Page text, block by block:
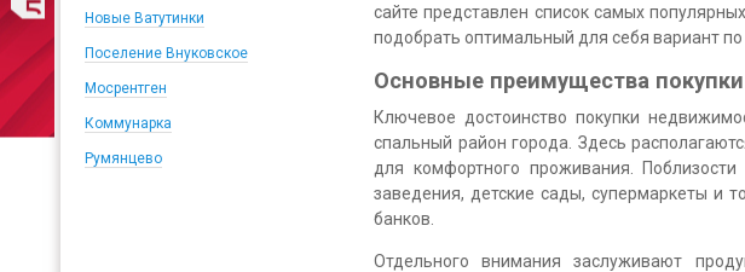
Новые Ватутинки
Поселение Внуковское
Мосрентген
Коммунарка
Румянцево
сайте представлен список самых
подобрать оптимальный для себя вариант
Основные преимущества
Ключевое достоинство покупки
спальный район города. Здесь
для комфортного проживания.
заведения, детские сады, супермаркеты и
банков.
Отдельного внимания заслуживают